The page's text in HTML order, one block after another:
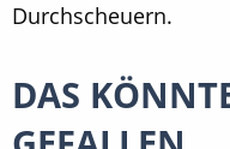
Durchscheuern.
DAS